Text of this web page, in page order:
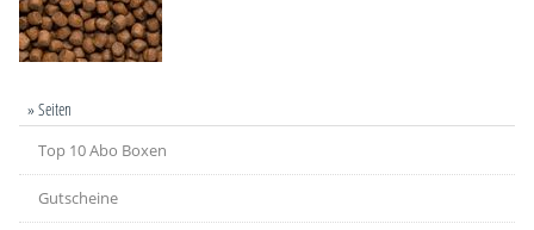
» Seiten
Top 10 Abo Boxen
Gutscheine